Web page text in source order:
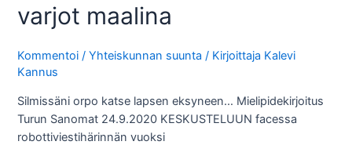
varjot maalina
Kommentoi /Yhteiskunnan suunta / Kirjoittaja Kalevi
Kannus
Silmissäni orpo katse lapsen eksyneen… Mielipidekirjoitus
Turun Sanomat 24.9.2020 KESKUSTELUUN facessa
robottiviestihärinnän vuoksi